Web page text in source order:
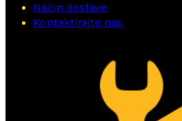
Način dostave
Kontaktirajte nas